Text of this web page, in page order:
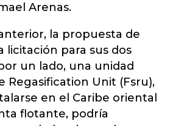
Arenas.
la propuesta de
licitación para sus dos
un lado, una unidad
Regasification Unit (Fsru),
en el Caribe oriental
flotante, podría